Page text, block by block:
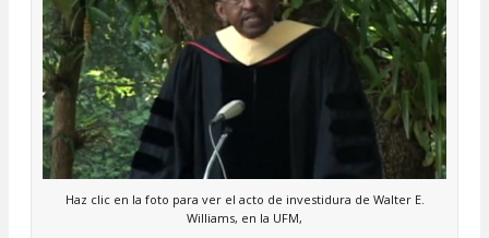
Haz clic en la foto para ver el acto de investidura de Walter E.
Williams, en la UFM,